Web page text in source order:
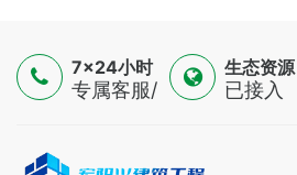
7×24小时
服务
专属客服/
三线支持
生态资源
已接入